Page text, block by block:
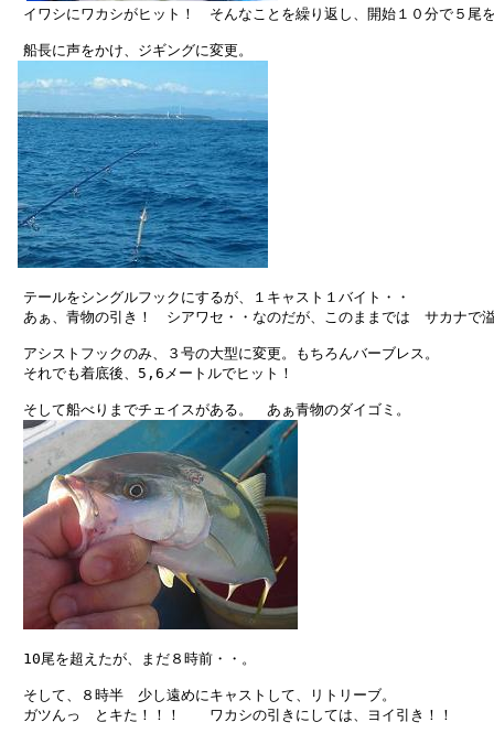
イワシにワカシがヒット！　そんなことを繰り返し、開始１０分で５尾
船長に声をかけ、ジギングに変更。
テールをシングルフックにするが、１キャスト１バイト・・
あぁ、青物の引き！　シアワセ・・なのだが、このままでは　サカナで
アシストフックのみ、３号の大型に変更。もちろんバーブレス。
それでも着底後、5,6メートルでヒット！
そして船べりまでチェイスがある。　あぁ青物のダイゴミ。
10尾を超えたが、まだ８時前・・。
そして、８時半　少し遠めにキャストして、リトリーブ。
ガツんっ　とキた！！！　　ワカシの引きにしては、ヨイ引き！！